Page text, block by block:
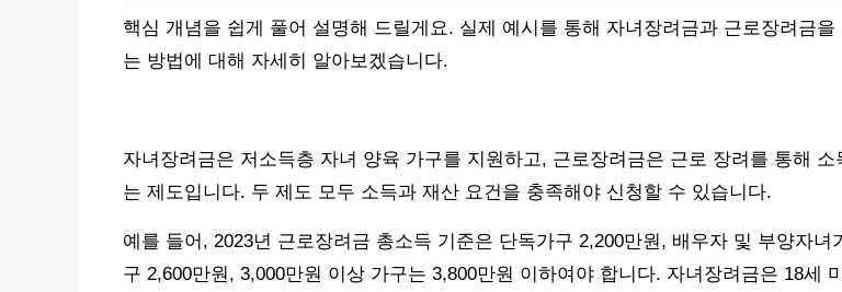
핵심 개념을 쉽게 풀어 설명해 드릴게요. 실제 예시를 통해 자녀장려금과 근로장려금을
는 방법에 대해 자세히 알아보겠습니다.
자녀장려금은 저소득층 자녀 양육 가구를 지원하고, 근로장려금은 근로 장려를 통해 소
는 제도입니다. 두 제도 모두 소득과 재산 요건을 충족해야 신청할 수 있습니다.
예를 들어, 2023년 근로장려금 총소득 기준은 단독가구 2,200만원, 배우자 및 부양자녀
구 2,600만원, 3,000만원 이상 가구는 3,800만원 이하여야 합니다. 자녀장려금은 18세